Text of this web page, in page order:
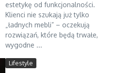
estetykę od funkcjonalności.
Klienci nie szukają już tylko
„ładnych mebli” – oczekują
rozwiązań, które będą trwałe,
wygodne ...
Lifestyle